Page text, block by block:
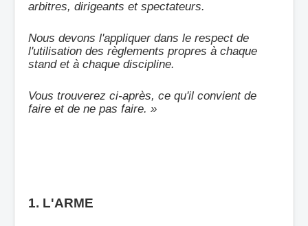
arbitres, dirigeants et spectateurs.
Nous devons l'appliquer dans le respect de
l'utilisation des règlements propres à chaque
stand et à chaque discipline.
Vous trouverez ci-après, ce qu'il convient de
faire et de ne pas faire. »
1. L'ARME